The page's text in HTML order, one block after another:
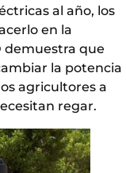
al año, los
en la
demuestra que
la potencia
agricultores a
regar.